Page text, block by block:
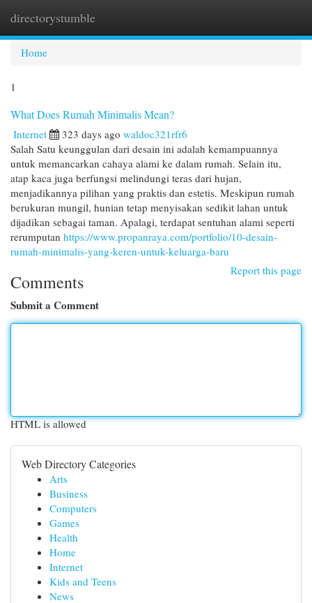
directorystumble
Home
1
What Does Rumah Minimalis Mean?
Internet 323 days ago waldoc321rfr6
Salah Satu keunggulan dari desain ini adalah kemampuannya
untuk memancarkan cahaya alami ke dalam rumah. Selain itu,
atap kaca juga berfungsi melindungi teras dari hujan,
menjadikannya pilihan yang praktis dan estetis. Meskipun rumah
berukuran mungil, hunian tetap menyisakan sedikit lahan untuk
dijadikan sebagai taman. Apalagi, terdapat sentuhan alami seperti
rerumputan https://www.propanraya.com/portfolio/10-desain-
rumah-minimalis-yang-keren-untuk-keluarga-baru
Report this page
Comments
Submit a Comment
HTML is allowed
Web Directory Categories
Arts
Business
Computers
Games
Health
Home
Internet
Kids and Teens
News